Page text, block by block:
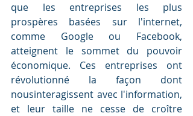
que les entreprises les plus
prospères basées sur l'internet,
comme Google ou Facebook,
atteignent le sommet du pouvoir
économique. Ces entreprises ont
révolutionné la façon dont
nousinteragissent avec l'information,
et leur taille ne cesse de croître